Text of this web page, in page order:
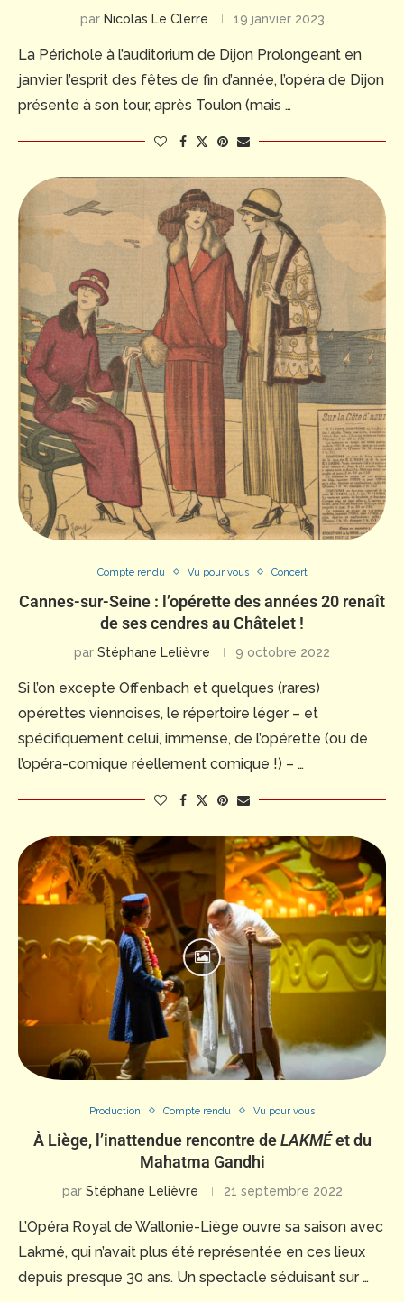
par Nicolas Le Clerre 19 janvier 2023
La Périchole à l’auditorium de Dijon Prolongeant en
janvier l’esprit des fêtes de fin d’année, l’opéra de Dijon
présente à son tour, après Toulon (mais …
Compte rendu Vu pour vous Concert
Cannes-sur-Seine : l’opérette des années 20 renaît
de ses cendres au Châtelet !
par Stéphane Lelièvre 9 octobre 2022
Si l’on excepte Offenbach et quelques (rares)
opérettes viennoises, le répertoire léger – et
spécifiquement celui, immense, de l’opérette (ou de
l’opéra-comique réellement comique !) – …
Production Compte rendu Vu pour vous
À Liège, l’inattendue rencontre deLAKMÉet du
Mahatma Gandhi
par Stéphane Lelièvre 21 septembre 2022
L’Opéra Royal de Wallonie-Liège ouvre sa saison avec
Lakmé, qui n’avait plus été représentée en ces lieux
depuis presque 30 ans. Un spectacle séduisant sur …